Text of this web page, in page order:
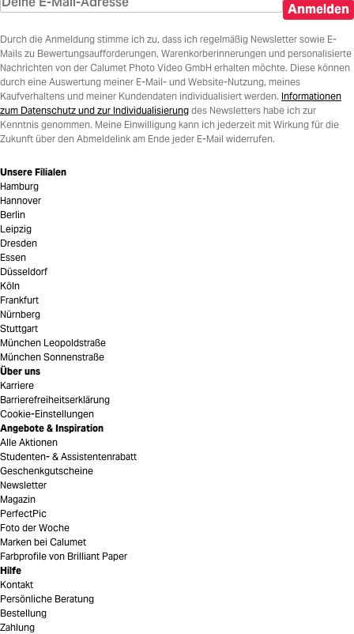
Anmelden
Durch die Anmeldung stimme ich zu, dass ich regelmäßig Newsletter sowie E-
Mails zu Bewertungsaufforderungen, Warenkorberinnerungen und personalisierte
Nachrichten von der Calumet Photo Video GmbH erhalten möchte. Diese können
durch eine Auswertung meiner E-Mail- und Website-Nutzung, meines
Kaufverhaltens und meiner Kundendaten individualisiert werden. Informationen
zum Datenschutz und zur Individualisierung des Newsletters habe ich zur
Kenntnis genommen. Meine Einwilligung kann ich jederzeit mit Wirkung für die
Zukunft über den Abmeldelink am Ende jeder E-Mail widerrufen.
Unsere Filialen
Hamburg
Hannover
Berlin
Leipzig
Dresden
Essen
Düsseldorf
Köln
Frankfurt
Nürnberg
Stuttgart
München Leopoldstraße
München Sonnenstraße
Über uns
Karriere
Barrierefreiheitserklärung
Cookie-Einstellungen
Angebote & Inspiration
Alle Aktionen
Studenten- & Assistentenrabatt
Geschenkgutscheine
Newsletter
Magazin
PerfectPic
Foto der Woche
Marken bei Calumet
Farbprofile von Brilliant Paper
Hilfe
Kontakt
Persönliche Beratung
Bestellung
Zahlung